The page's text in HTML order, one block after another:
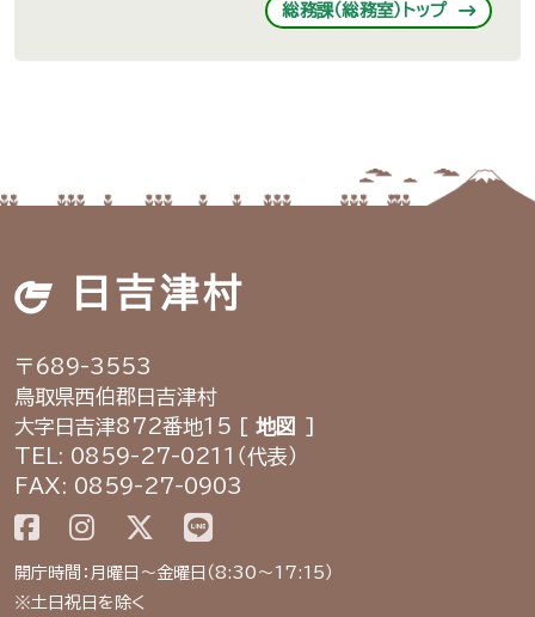
総務課（総務室）トップ
日吉津村
〒689-3553
鳥取県西伯郡日吉津村
大字日吉津872番地15 [ 地図
]
TEL: 0859-27-0211（代表）
FAX: 0859-27-0903
開庁時間：月曜日～金曜日（8:30～17:15）
※土日祝日を除く